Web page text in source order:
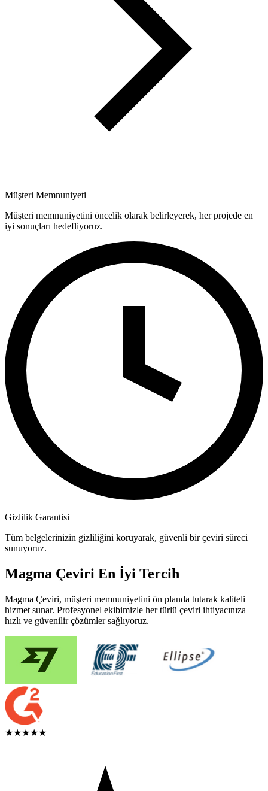
Müşteri Memnuniyeti
Müşteri memnuniyetini öncelik olarak belirleyerek, her projede en
iyi sonuçları hedefliyoruz.
Gizlilik Garantisi
Tüm belgelerinizin gizliliğini koruyarak, güvenli bir çeviri süreci
sunuyoruz.
Magma Çeviri En İyi Tercih
Magma Çeviri, müşteri memnuniyetini ön planda tutarak kaliteli
hizmet sunar. Profesyonel ekibimizle her türlü çeviri ihtiyacınıza
hızlı ve güvenilir çözümler sağlıyoruz.
★★★★★